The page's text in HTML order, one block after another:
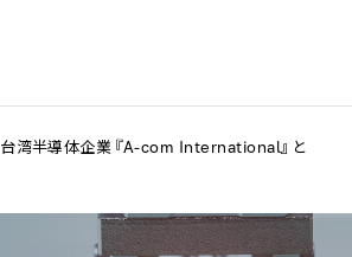
台湾半導体企業『A-com International』と